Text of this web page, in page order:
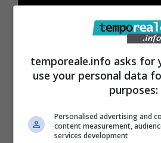
capogruppo di Fratelli
replicando, ha definito
d’ufficio del sindaco
difendendo l’operato
Lepone : “Mi chiedo
fare dopo mezzora
temporeale.info asks for
use your personal data
purposes:
Personalised advertising and
content measurement,
services development